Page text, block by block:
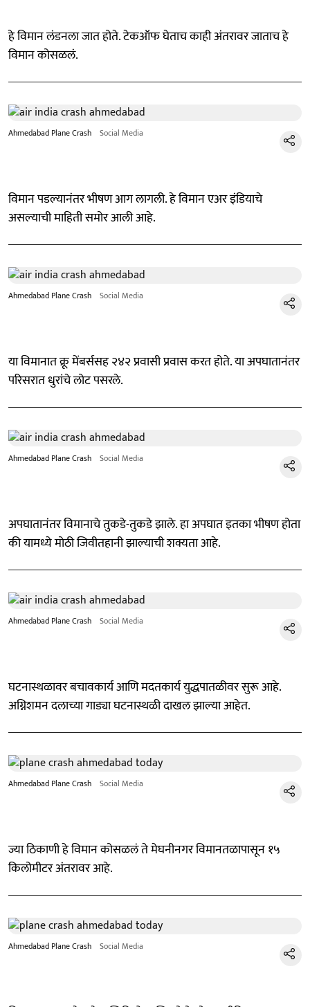
हे विमान लंडनला जात होते. टेकऑफ घेताच काही अंतरावर जाताच हे
विमान कोसळलं.
Ahmedabad Plane Crash Social Media
विमान पडल्यानंतर भीषण आग लागली. हे विमान एअर इंडियाचे
असल्याची माहिती समोर आली आहे.
Ahmedabad Plane Crash Social Media
या विमानात क्रू मेंबर्ससह २४२ प्रवासी प्रवास करत होते. या अपघातानंतर
परिसरात धुरांचे लोट पसरले.
Ahmedabad Plane Crash Social Media
अपघातानंतर विमानाचे तुकडे-तुकडे झाले. हा अपघात इतका भीषण होता
की यामध्ये मोठी जिवीतहानी झाल्याची शक्यता आहे.
Ahmedabad Plane Crash Social Media
घटनास्थळावर बचावकार्य आणि मदतकार्य युद्धपातळीवर सुरू आहे.
अग्निशमन दलाच्या गाड्या घटनास्थळी दाखल झाल्या आहेत.
Ahmedabad Plane Crash Social Media
ज्या ठिकाणी हे विमान कोसळलं ते मेघनीनगर विमानतळापासून १५
किलोमीटर अंतरावर आहे.
Ahmedabad Plane Crash Social Media